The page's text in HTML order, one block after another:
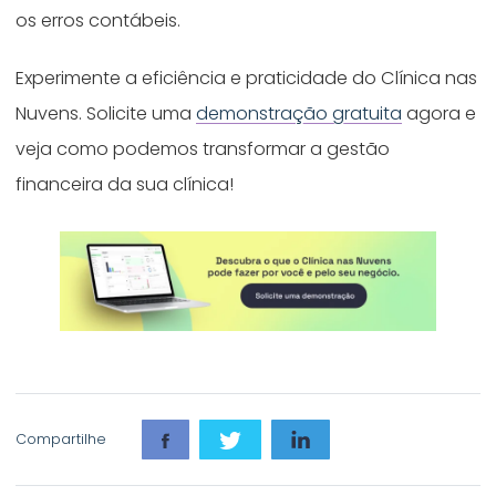
os erros contábeis.
Experimente a eficiência e praticidade do Clínica nas
Nuvens. Solicite umademonstração gratuita agora e
veja como podemos transformar a gestão
financeira da sua clínica!
Compartilhe